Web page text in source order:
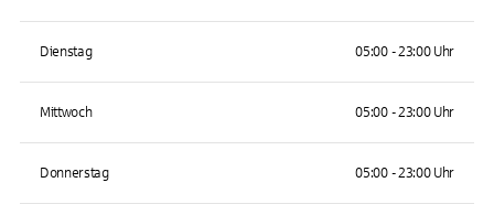
Dienstag 05:00 - 23:00 Uhr
Mittwoch 05:00 - 23:00 Uhr
Donnerstag 05:00 - 23:00 Uhr